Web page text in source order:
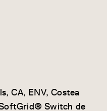
CA, ENV, Costea
Switch de